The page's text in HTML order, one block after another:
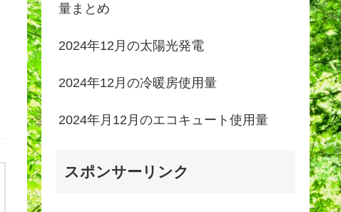
量まとめ
2024年12月の太陽光発電
2024年12月の冷暖房使用量
2024年月12月のエコキュート使用量
スポンサーリンク